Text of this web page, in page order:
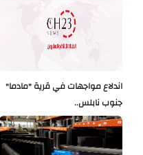
اندلاع مواجهات في قرية "مادما"
جنوب نابلس..